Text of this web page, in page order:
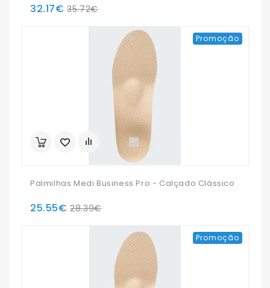
32.17€ 35.72€
Promoção
Palmilhas Medi Business Pro - Calçado Clássico
25.55€ 28.39€
Promoção